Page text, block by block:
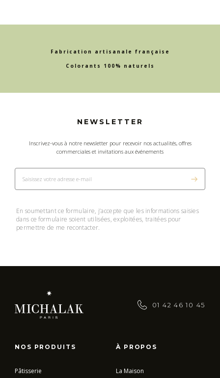
Fabrication artisanale française
Colorants 100% naturels
NEWSLETTER
Inscrivez-vous à notre newsletter pour recevoir nos actualités, offres
commerciales et invitations aux événements
En soumettant ce formulaire, j’accepte que les informations saisies
dans ce formulaire soient utilisées, exploitées, traitées pour
permettre de me recontacter.
01 42 46 10 45
NOS PRODUITS
Pâtisserie
À PROPOS
La Maison